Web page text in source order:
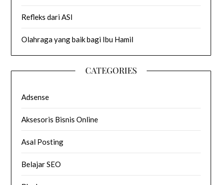
Refleks dari ASI
Olahraga yang baik bagi Ibu Hamil
CATEGORIES
Adsense
Aksesoris Bisnis Online
Asal Posting
Belajar SEO